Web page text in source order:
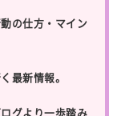
の仕方・マイン
最新情報。
グより一歩踏み